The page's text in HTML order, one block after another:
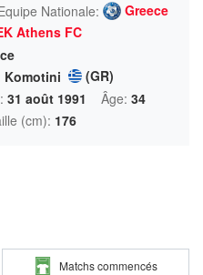
Nationale:
Greece
Athens FC
Komotini
(GR)
31 août 1991 Âge: 34
(cm): 176
Matchs commencés